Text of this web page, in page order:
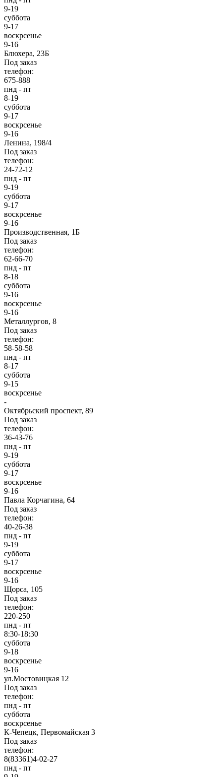
9-19
суббота
9-17
воскрсенье
9-16
Блюхера, 23Б
Под заказ
телефон:
675-888
пнд - пт
8-19
суббота
9-17
воскрсенье
9-16
Ленина, 198/4
Под заказ
телефон:
24-72-12
пнд - пт
9-19
суббота
9-17
воскрсенье
9-16
Производственная, 1Б
Под заказ
телефон:
62-66-70
пнд - пт
8-18
суббота
9-16
воскрсенье
9-16
Металлургов, 8
Под заказ
телефон:
58-58-58
пнд - пт
8-17
суббота
9-15
воскрсенье
-
Октябрьский проспект, 89
Под заказ
телефон:
36-43-76
пнд - пт
9-19
суббота
9-17
воскрсенье
9-16
Павла Корчагина, 64
Под заказ
телефон:
40-26-38
пнд - пт
9-19
суббота
9-17
воскрсенье
9-16
Щорса, 105
Под заказ
телефон:
220-250
пнд - пт
8:30-18:30
суббота
9-18
воскрсенье
9-16
ул.Мостовицкая 12
Под заказ
телефон:
пнд - пт
суббота
воскрсенье
К-Чепецк, Первомайская 3
Под заказ
телефон:
8(83361)4-02-27
пнд - пт